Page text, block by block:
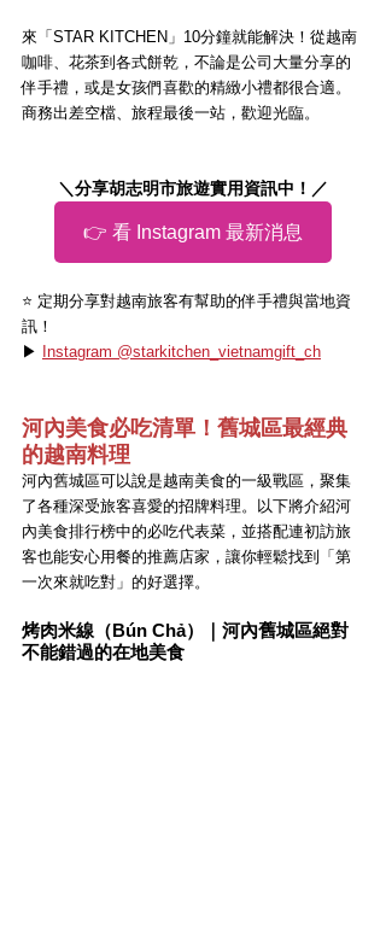
來「STAR KITCHEN」10分鐘就能解決！從越南
咖啡、花茶到各式餅乾，不論是公司大量分享的
伴手禮，或是女孩們喜歡的精緻小禮都很合適。
商務出差空檔、旅程最後一站，歡迎光臨。
＼分享胡志明市旅遊實用資訊中！／
👉 看 Instagram 最新消息
⭐️ 定期分享對越南旅客有幫助的伴手禮與當地資
訊！
▶ Instagram @starkitchen_vietnamgift_ch
河內美食必吃清單！舊城區最經典
的越南料理
河內舊城區可以說是越南美食的一級戰區，聚集
了各種深受旅客喜愛的招牌料理。以下將介紹河
內美食排行榜中的必吃代表菜，並搭配連初訪旅
客也能安心用餐的推薦店家，讓你輕鬆找到「第
一次來就吃對」的好選擇。
烤肉米線（Bún Chả）｜河內舊城區絕對
不能錯過的在地美食